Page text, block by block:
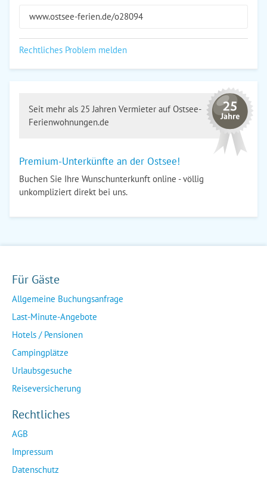
www.ostsee-ferien.de/o28094
Rechtliches Problem melden
Seit mehr als 25 Jahren Vermieter auf Ostsee-
Ferienwohnungen.de
Premium-Unterkünfte an der Ostsee!
Buchen Sie Ihre Wunschunterkunft online - völlig
unkompliziert direkt bei uns.
Für Gäste
Allgemeine Buchungsanfrage
Last-Minute-Angebote
Hotels / Pensionen
Campingplätze
Urlaubsgesuche
Reiseversicherung
Rechtliches
AGB
Impressum
Datenschutz